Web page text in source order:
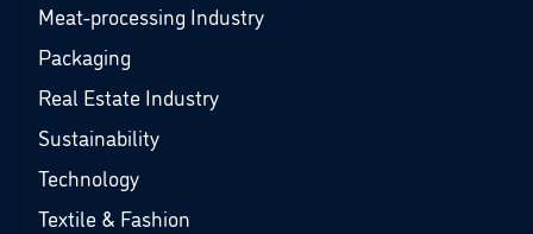
Meat-processing Industry
Packaging
Real Estate Industry
Sustainability
Technology
Textile & Fashion